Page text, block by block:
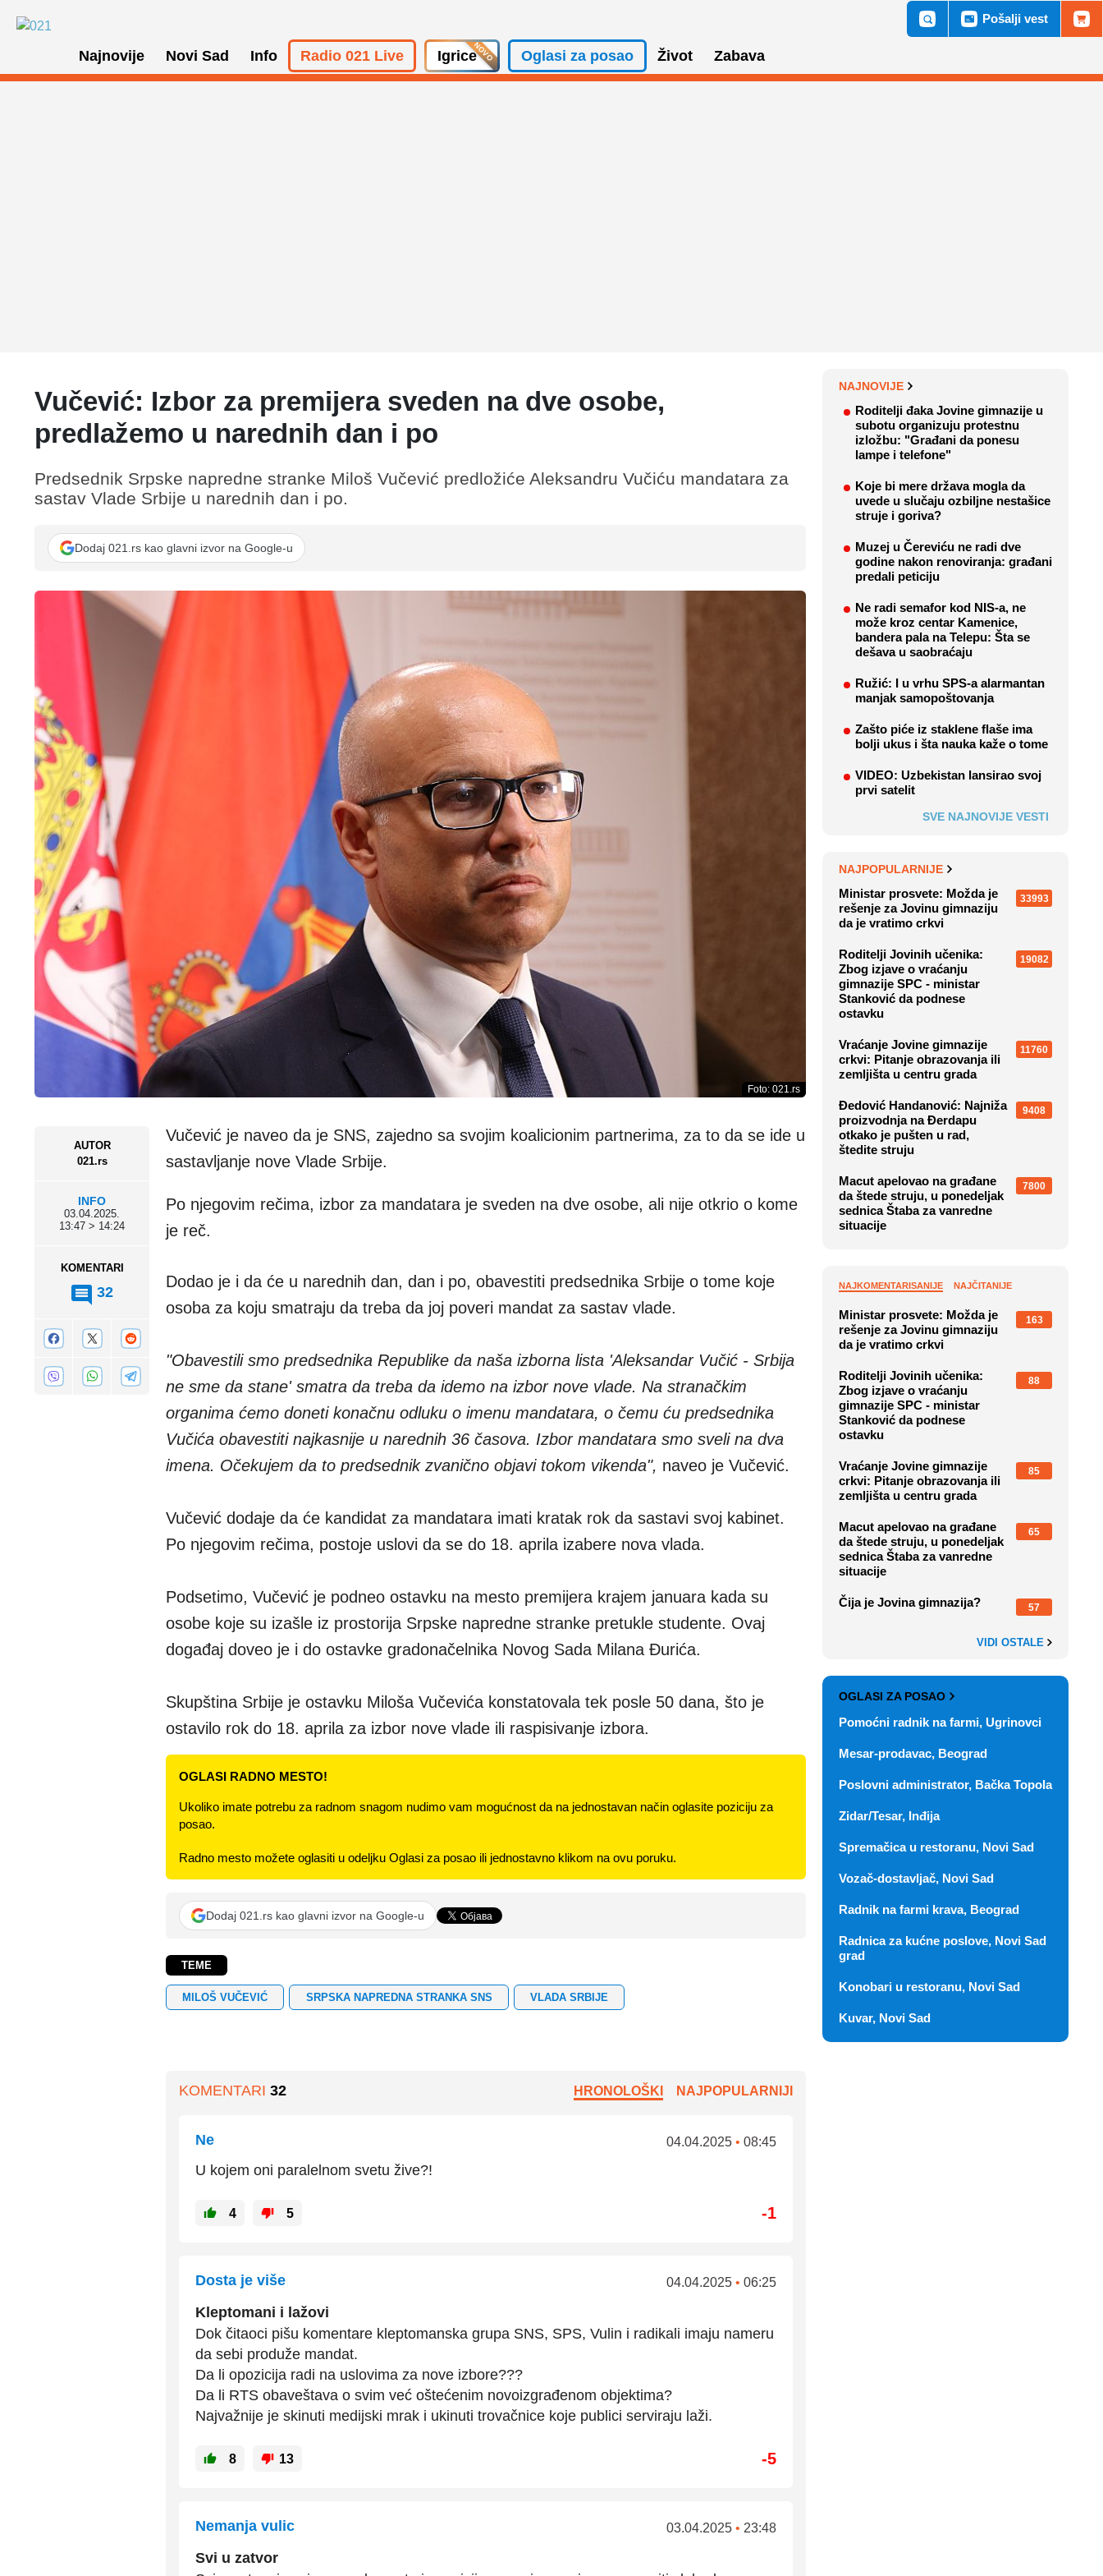
Najnovije Novi Sad Info Radio 021 Live Igrice Oglasi za posao Život Zabava
Pošalji vest
Vučević: Izbor za premijera sveden na dve osobe,
predlažemo u narednih dan i po
AUTOR
021.rs
INFO
03.04.2025.
13:47 > 14:24
KOMENTARI
32
Predsednik Srpske napredne stranke Miloš Vučević predložiće Aleksandru Vučiću mandatara za
sastav Vlade Srbije u narednih dan i po.
Dodaj 021.rs kao glavni izvor na Google-u
Foto: 021.rs
Vučević je naveo da je SNS, zajedno sa svojim koalicionim partnerima, za to da se ide u
sastavljanje nove Vlade Srbije.
Po njegovim rečima, izbor za mandatara je sveden na dve osobe, ali nije otkrio o kome
je reč.
Dodao je i da će u narednih dan, dan i po, obavestiti predsednika Srbije o tome koje
osoba za koju smatraju da treba da joj poveri mandat za sastav vlade.
"Obavestili smo predsednika Republike da naša izborna lista 'Aleksandar Vučić - Srbija
ne sme da stane' smatra da treba da idemo na izbor nove vlade. Na stranačkim
organima ćemo doneti konačnu odluku o imenu mandatara, o čemu ću predsednika
Vučića obavestiti najkasnije u narednih 36 časova. Izbor mandatara smo sveli na dva
imena. Očekujem da to predsednik zvanično objavi tokom vikenda", naveo je Vučević.
Vučević dodaje da će kandidat za mandatara imati kratak rok da sastavi svoj kabinet.
Po njegovim rečima, postoje uslovi da se do 18. aprila izabere nova vlada.
Podsetimo, Vučević je podneo ostavku na mesto premijera krajem januara kada su
osobe koje su izašle iz prostorija Srpske napredne stranke pretukle studente. Ovaj
događaj doveo je i do ostavke gradonačelnika Novog Sada Milana Đurića.
Skupština Srbije je ostavku Miloša Vučevića konstatovala tek posle 50 dana, što je
ostavilo rok do 18. aprila za izbor nove vlade ili raspisivanje izbora.
OGLASI RADNO MESTO!
Ukoliko imate potrebu za radnom snagom nudimo vam mogućnost da na jednostavan način oglasite poziciju za
posao.
Radno mesto možete oglasiti u odeljku Oglasi za posao ili jednostavno klikom na ovu poruku.
Dodaj 021.rs kao glavni izvor na Google-u
TEME
MILOŠ VUČEVIĆ SRPSKA NAPREDNA STRANKA SNS VLADA SRBIJE
KOMENTARI 32 HRONOLOŠKI NAJPOPULARNIJI
Ne 04.04.2025 • 08:45
U kojem oni paralelnom svetu žive?!
4 5 -1
Dosta je više 04.04.2025 • 06:25
Kleptomani i lažovi
Dok čitaoci pišu komentare kleptomanska grupa SNS, SPS, Vulin i radikali imaju nameru
da sebi produže mandat.
Da li opozicija radi na uslovima za nove izbore???
Da li RTS obaveštava o svim već oštećenim novoizgrađenom objektima?
Najvažnije je skinuti medijski mrak i ukinuti trovačnice koje publici serviraju laži.
8 13 -5
Nemanja vulic 03.04.2025 • 23:48
Svi u zatvor
NAJNOVIJE
Roditelji đaka Jovine gimnazije u
subotu organizuju protestnu
izložbu: "Građani da ponesu
lampe i telefone"
Koje bi mere država mogla da
uvede u slučaju ozbiljne nestašice
struje i goriva?
Muzej u Čereviću ne radi dve
godine nakon renoviranja: građani
predali peticiju
Ne radi semafor kod NIS-a, ne
može kroz centar Kamenice,
bandera pala na Telepu: Šta se
dešava u saobraćaju
Ružić: I u vrhu SPS-a alarmantan
manjak samopoštovanja
Zašto piće iz staklene flaše ima
bolji ukus i šta nauka kaže o tome
VIDEO: Uzbekistan lansirao svoj
prvi satelit
SVE NAJNOVIJE VESTI
NAJPOPULARNIJE
Ministar prosvete: Možda je
rešenje za Jovinu gimnaziju
da je vratimo crkvi
33993
Roditelji Jovinih učenika:
Zbog izjave o vraćanju
gimnazije SPC - ministar
Stanković da podnese
ostavku
19082
Vraćanje Jovine gimnazije
crkvi: Pitanje obrazovanja ili
zemljišta u centru grada
11760
Đedović Handanović: Najniža
proizvodnja na Đerdapu
otkako je pušten u rad,
štedite struju
9408
Macut apelovao na građane
da štede struju, u ponedeljak
sednica Štaba za vanredne
situacije
7800
NAJKOMENTARISANIJE NAJČITANIJE
Ministar prosvete: Možda je
rešenje za Jovinu gimnaziju
da je vratimo crkvi
163
Roditelji Jovinih učenika:
Zbog izjave o vraćanju
gimnazije SPC - ministar
Stanković da podnese
ostavku
88
Vraćanje Jovine gimnazije
crkvi: Pitanje obrazovanja ili
zemljišta u centru grada
85
Macut apelovao na građane
da štede struju, u ponedeljak
sednica Štaba za vanredne
situacije
65
Čija je Jovina gimnazija? 57
VIDI OSTALE
OGLASI ZA POSAO
Pomoćni radnik na farmi, Ugrinovci
Mesar-prodavac, Beograd
Poslovni administrator, Bačka Topola
Zidar/Tesar, Inđija
Spremačica u restoranu, Novi Sad
Vozač-dostavljač, Novi Sad
Radnik na farmi krava, Beograd
Radnica za kućne poslove, Novi Sad
grad
Konobari u restoranu, Novi Sad
Kuvar, Novi Sad